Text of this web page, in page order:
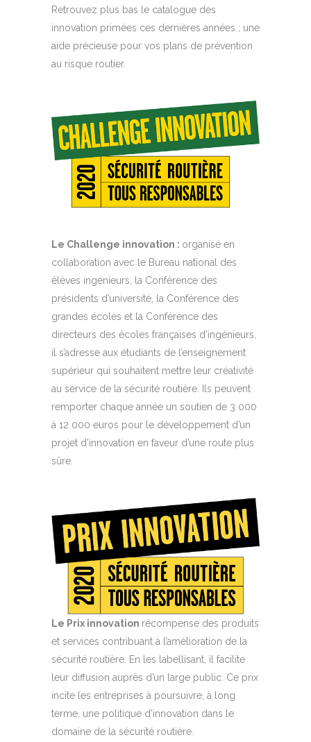
Retrouvez plus bas le catalogue des
innovation primées ces dernières années ; une
aide précieuse pour vos plans de prévention
au risque routier.
Le Challenge innovation : organisé en
collaboration avec le Bureau national des
élèves ingénieurs, la Conférence des
présidents d’université, la Conférence des
grandes écoles et la Conférence des
directeurs des écoles françaises d’ingénieurs,
il s’adresse aux étudiants de l’enseignement
supérieur qui souhaitent mettre leur créativité
au service de la sécurité routière. Ils peuvent
remporter chaque année un soutien de 3 000
à 12 000 euros pour le développement d’un
projet d’innovation en faveur d’une route plus
sûre.
Le Prix innovation récompense des produits
et services contribuant à l’amélioration de la
sécurité routière. En les labellisant, il facilite
leur diffusion auprès d’un large public. Ce prix
incite les entreprises à poursuivre, à long
terme, une politique d’innovation dans le
domaine de la sécurité routière.